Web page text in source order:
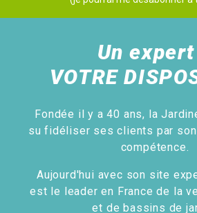
Un
VOTRE
Fondée il y a 40 ans, la
su fidéliser ses clients par
compétence.
Aujourd'hui avec son site
est le leader en France de la
et de bassins de